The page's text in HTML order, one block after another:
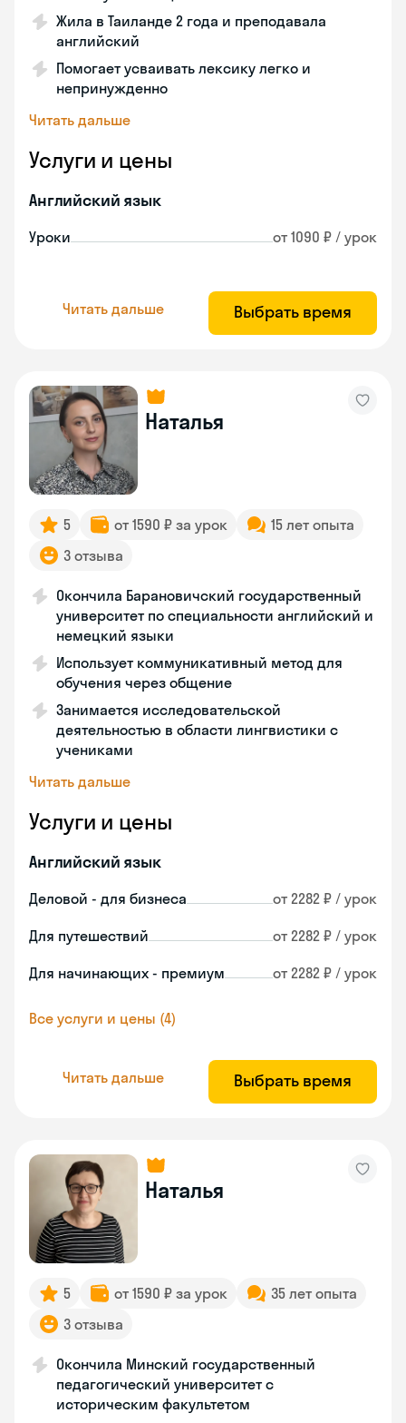
Жила в Таиланде 2 года и преподавала
английский
Помогает усваивать лексику легко и
непринужденно
Читать дальше
Услуги и цены
Английский язык
Уроки от 1090 ₽ / урок
Читать дальше Выбрать время
Наталья
5 от 1590 ₽ за урок
15 лет опыта
3 отзыва
Окончила Барановичский государственный
университет по специальности английский и
немецкий языки
Использует коммуникативный метод для
обучения через общение
Занимается исследовательской
деятельностью в области лингвистики с
учениками
Читать дальше
Услуги и цены
Английский язык
Деловой - для бизнеса от 2282 ₽ / урок
Для путешествий от 2282 ₽ / урок
Для начинающих - премиум от 2282 ₽ / урок
Все услуги и цены (4)
Читать дальше Выбрать время
Наталья
5 от 1590 ₽ за урок
35 лет опыта
3 отзыва
Окончила Минский государственный
педагогический университет с
историческим факультетом